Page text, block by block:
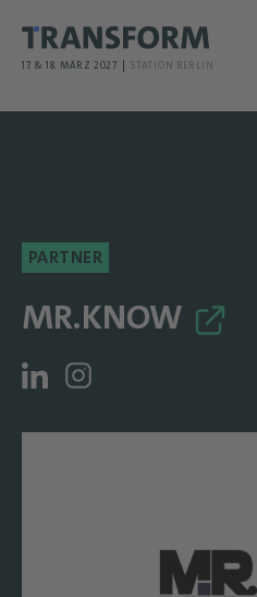
17. & 18. MÄRZ 2027 STATION BERLIN
PARTNER
MR.KNOW